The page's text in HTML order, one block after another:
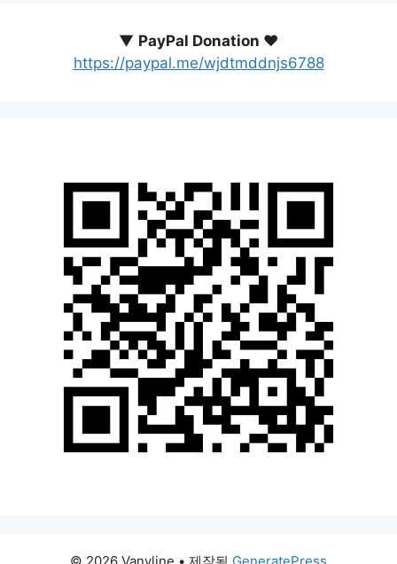
▼ PayPal Donation ♥️
https://paypal.me/wjdtmddnjs6788